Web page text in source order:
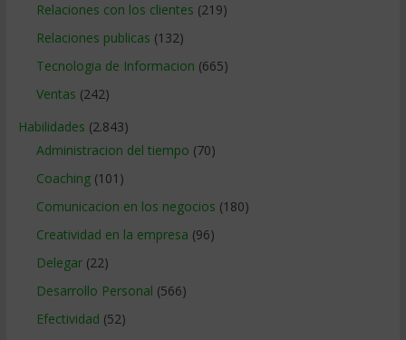
Relaciones con los clientes (219)
Relaciones publicas (132)
Tecnologia de Informacion (665)
Ventas (242)
Habilidades (2.843)
Administracion del tiempo (70)
Coaching(101)
Comunicacion en los negocios (180)
Creatividad en la empresa (96)
Delegar(22)
Desarrollo Personal (566)
Efectividad (52)